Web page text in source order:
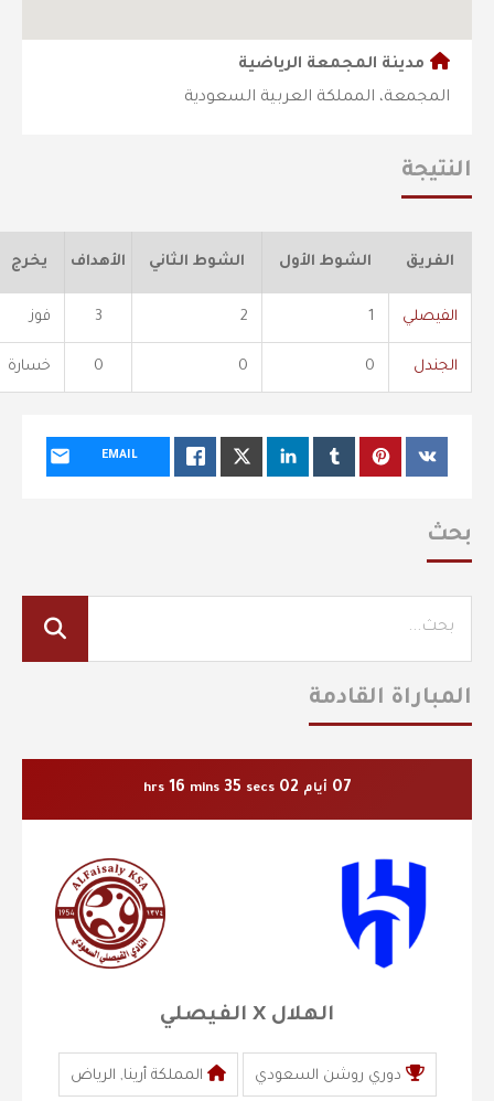
مدينة المجمعة الرياضية
المجمعة، المملكة العربية السعودية
النتيجة
الفريق الشوط الأول الشوط الثاني الأهداف يخرج
الفيصلي 1
2
3 فوز
الجندل 0
0
0 خسارة
EMAIL
بحث
المباراة القادمة
07 أيام 02
hrs 16 mins 34 secs
الهلال X الفيصلي
دوري روشن السعودي المملكة أرينا, الرياض